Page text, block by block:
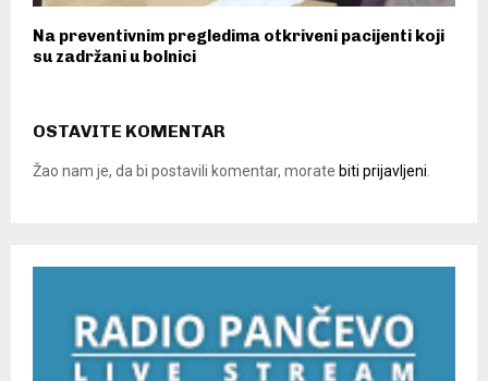
Na preventivnim pregledima otkriveni pacijenti koji
su zadržani u bolnici
OSTAVITE KOMENTAR
Žao nam je, da bi postavili komentar, morate biti prijavljeni